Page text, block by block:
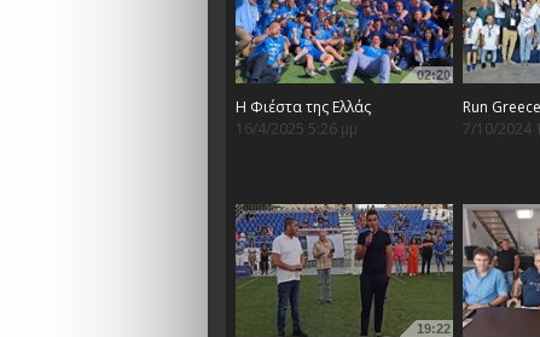
02:20
Η Φιέστα της Ελλάς
16/4/2025 5:26 μμ
Run
7/10/2024
19:22